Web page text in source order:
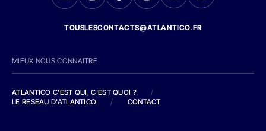
TOUSLESCONTACTS@ATLANTICO.FR
MIEUX NOUS CONNAITRE
ATLANTICO C'EST QUI, C'EST QUOI ?
/
LE RESEAU D'ATLANTICO
/ CONTACT